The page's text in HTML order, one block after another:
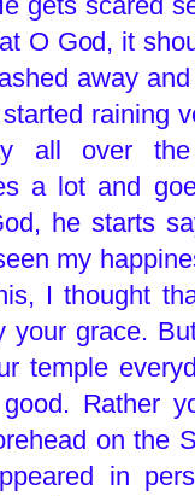
O God, it
away
raining
all over
a lot and
he starts
my
I thought
your grace.
temple
Rather
on the
in